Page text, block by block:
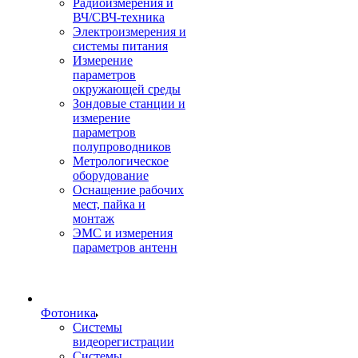
Радиоизмерения и
ВЧ/СВЧ-техника
Электроизмерения и
системы питания
Измерение
параметров
окружающей среды
Зондовые станции и
измерение
параметров
полупроводников
Метрологическое
оборудование
Оснащение рабочих
мест, пайка и
монтаж
ЭМС и измерения
параметров антенн
Фотоника
Cистемы
видеорегистрации